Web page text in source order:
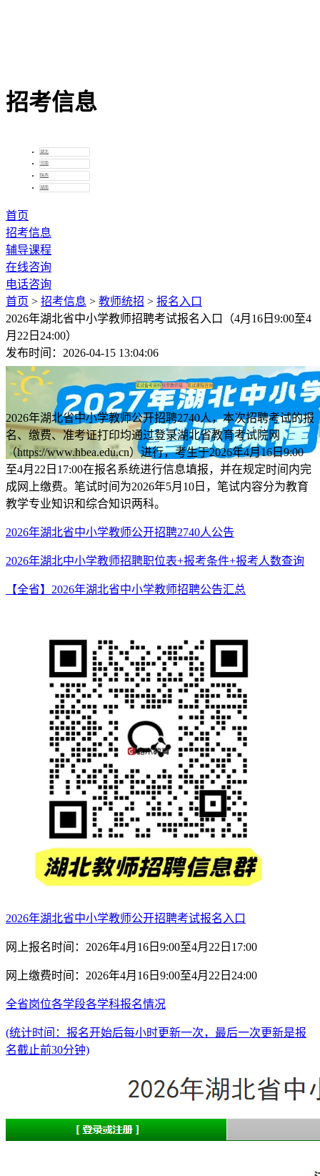
招考信息
湖北
河南
陕西
湖南
首页
招考信息
辅导课程
在线咨询
电话咨询
首页 > 招考信息 > 教师统招 > 报名入口
2026年湖北省中小学教师招聘考试报名入口（4月16日9:00至4
月22日24:00）
发布时间：2026-04-15 13:04:06
笔试备考资料 桃李教师基地班笔试课程咨询
2026年湖北省中小学教师公开招聘2740人，本次招聘考试的报
名、缴费、准考证打印均通过登录湖北省教育考试院网
（https://www.hbea.edu.cn）进行，考生于2026年4月16日9:00
至4月22日17:00在报名系统进行信息填报，并在规定时间内完
成网上缴费。笔试时间为2026年5月10日，笔试内容分为教育
教学专业知识和综合知识两科。
2026年湖北省中小学教师公开招聘2740人公告
2026年湖北中小学教师招聘职位表+报考条件+报考人数查询
【全省】2026年湖北省中小学教师招聘公告汇总
2026年湖北省中小学教师公开招聘考试报名入口
网上报名时间：2026年4月16日9:00至4月22日17:00
网上缴费时间：2026年4月16日9:00至4月22日24:00
全省岗位各学段各学科报名情况
(统计时间：报名开始后每小时更新一次，最后一次更新是报
名截止前30分钟)